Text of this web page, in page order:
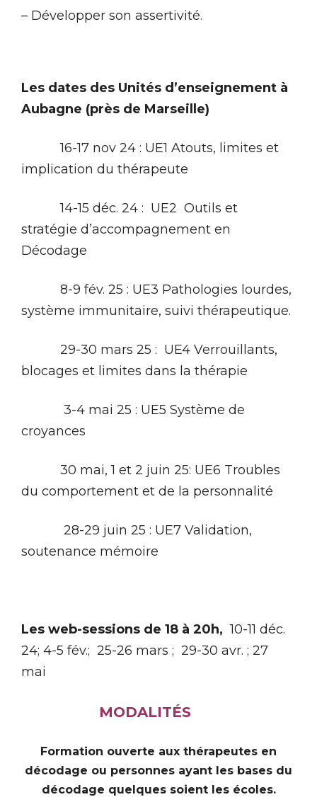
– Développer son assertivité.
Les dates des Unités d’enseignement à
Aubagne (près de Marseille)
16-17 nov 24 : UE1 Atouts, limites et
implication du thérapeute
14-15 déc. 24 : UE2 Outils et
stratégie d’accompagnement en
Décodage
8-9 fév. 25 : UE3 Pathologies lourdes,
système immunitaire, suivi thérapeutique.
29-30 mars 25 : UE4 Verrouillants,
blocages et limites dans la thérapie
3-4 mai 25 : UE5 Système de
croyances
30 mai, 1 et 2 juin 25: UE6 Troubles
du comportement et de la personnalité
28-29 juin 25 : UE7 Validation,
soutenance mémoire
Les web-sessions de 18 à 20h, 10-11 déc.
24; 4-5 fév.; 25-26 mars ; 29-30 avr. ; 27
mai
MODALITÉS
Formation ouverte aux thérapeutes en
décodage ou personnes ayant les bases du
décodage quelques soient les écoles.